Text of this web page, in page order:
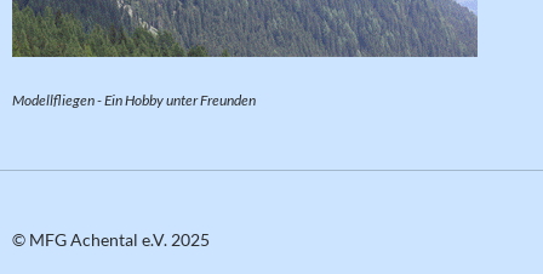
Modellfliegen - Ein Hobby unter Freunden
© MFG Achental e.V. 2025